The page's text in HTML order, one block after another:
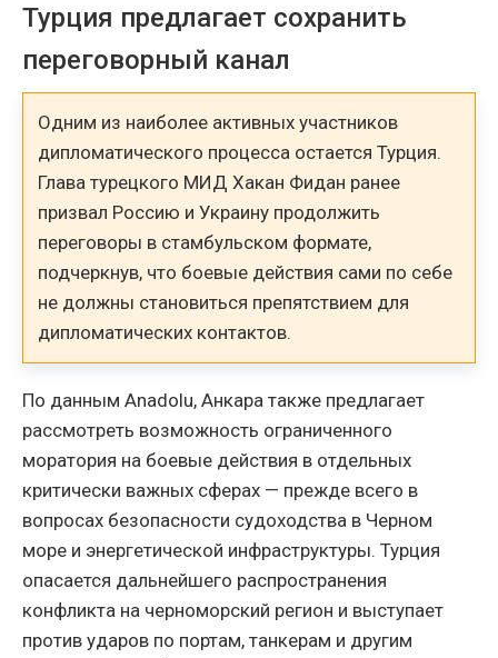
Турция предлагает сохранить
переговорный канал
Одним из наиболее активных участников
дипломатического процесса остается Турция.
Глава турецкого МИД Хакан Фидан ранее
призвал Россию и Украину продолжить
переговоры в стамбульском формате,
подчеркнув, что боевые действия сами по себе
не должны становиться препятствием для
дипломатических контактов.
По данным Anadolu, Анкара также предлагает
рассмотреть возможность ограниченного
моратория на боевые действия в отдельных
критически важных сферах — прежде всего в
вопросах безопасности судоходства в Черном
море и энергетической инфраструктуры. Турция
опасается дальнейшего распространения
конфликта на черноморский регион и выступает
против ударов по портам, танкерам и другим